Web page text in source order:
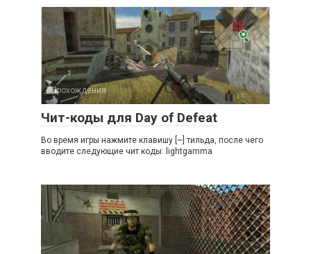
Прохождения
Чит-коды для Day of Defeat
Во время игры нажмите клавишу [~] тильда, после чего
вводите следующие чит коды: lightgamma